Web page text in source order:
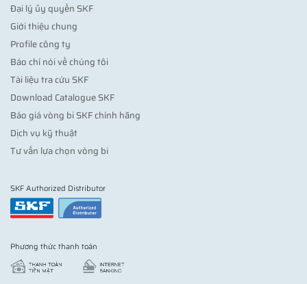
Đại lý ủy quyền SKF
Giới thiệu chung
Profile công ty
Báo chí nói về chúng tôi
Tài liệu tra cứu SKF
Download Catalogue SKF
Báo giá vòng bi SKF chính hãng
Dịch vụ kỹ thuật
Tư vấn lựa chọn vòng bi
SKF Authorized Distributor
Phương thức thanh toán